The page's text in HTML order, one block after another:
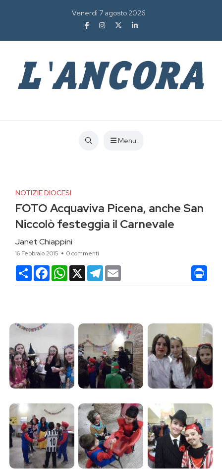
Venerdì 7 agosto 2026
Menu
NOTIZIE DIOCESI
FOTO Acquaviva Picena, anche San
Niccolò festeggia il Carnevale
Janet Chiappini
16 Febbraio 2015 0 commenti
CondividiFacebookWhatsApp
X Telegram